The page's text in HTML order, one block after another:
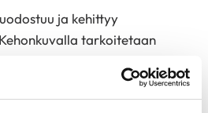
ja kehittyy
tarkoitetaan
ja
ja lempeytenä,